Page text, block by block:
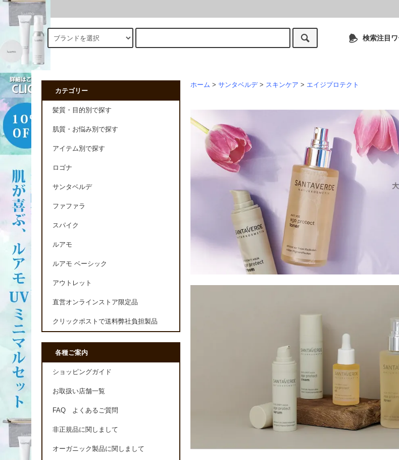
検索注目
ホーム > サンタベルデ > スキンケア > エイジプロテクト
カテゴリー
髪質・目的別で探す
肌質・お悩み別で探す
アイテム別で探す
ロゴナ
サンタベルデ
ファファラ
スパイク
ルアモ
ルアモ ベーシック
アウトレット
直営オンラインストア限定品
クリックポストで送料弊社負担製品
各種ご案内
ショッピングガイド
お取扱い店舗一覧
FAQ よくあるご質問
非正規品に関しまして
オーガニック製品に関しまして